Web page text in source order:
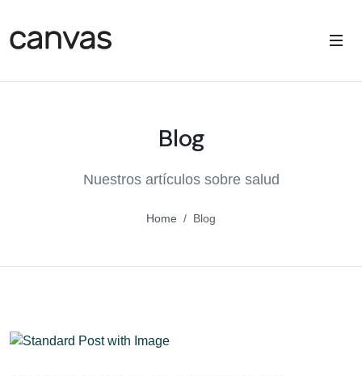
Blog
Nuestros artículos sobre salud
Home Blog